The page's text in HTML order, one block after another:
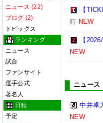
ニュース (22)
ブログ (2)
トピックス
ランキング
ニュース
試合
ファンサイト
選手公式
著名人
日程
予定
【
時 NEW
【
NEW
ニュース
中井卓
NEW